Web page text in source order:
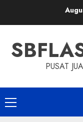
PUSAT
Primary
Menu